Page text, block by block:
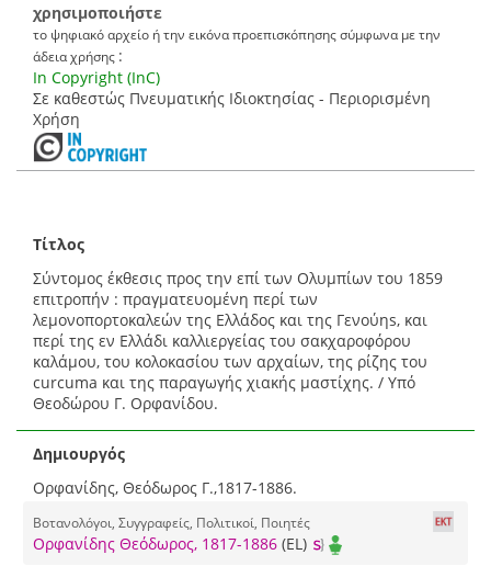
χρησιμοποιήστε
το ψηφιακό αρχείο ή την εικόνα προεπισκόπησης σύμφωνα με την
άδεια χρήσης :
In Copyright (InC)
Σε καθεστώς Πνευματικής Ιδιοκτησίας - Περιορισμένη
Χρήση
Τίτλος
Σύντομος έκθεσις προς την επί των Ολυμπίων του 1859
επιτροπήν : πραγματευομένη περί των
λεμονοπορτοκαλεών της Ελλάδος και της Γενούηs, και
περί της εν Ελλάδι καλλιεργείας του σακχαροφόρου
καλάμου, του κολοκασίου των αρχαίων, της ρίζης του
curcuma και της παραγωγής χιακής μαστίχης. / Υπό
Θεοδώρου Γ. Ορφανίδου.
Δημιουργός
Ορφανίδης, Θεόδωρος Γ.,1817-1886.
Βοτανολόγοι, Συγγραφείς, Πολιτικοί, Ποιητές
Ορφανίδης Θεόδωρος, 1817-1886 (EL)